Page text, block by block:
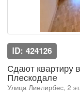
ID: 424126
Сдают квартиру
Плескодале
Улица Лиелирбес, 2